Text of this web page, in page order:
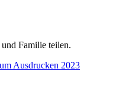
Familie teilen.
Ausdrucken 2023